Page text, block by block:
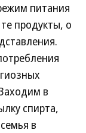
питания
продукты, о
в
спирта,
в